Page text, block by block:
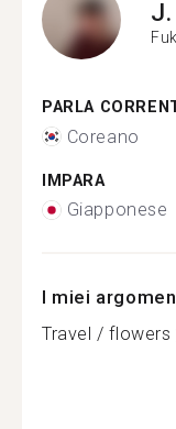
J.
PARLA
Coreano
IMPARA
Giapponese
I miei
Travel / flowers